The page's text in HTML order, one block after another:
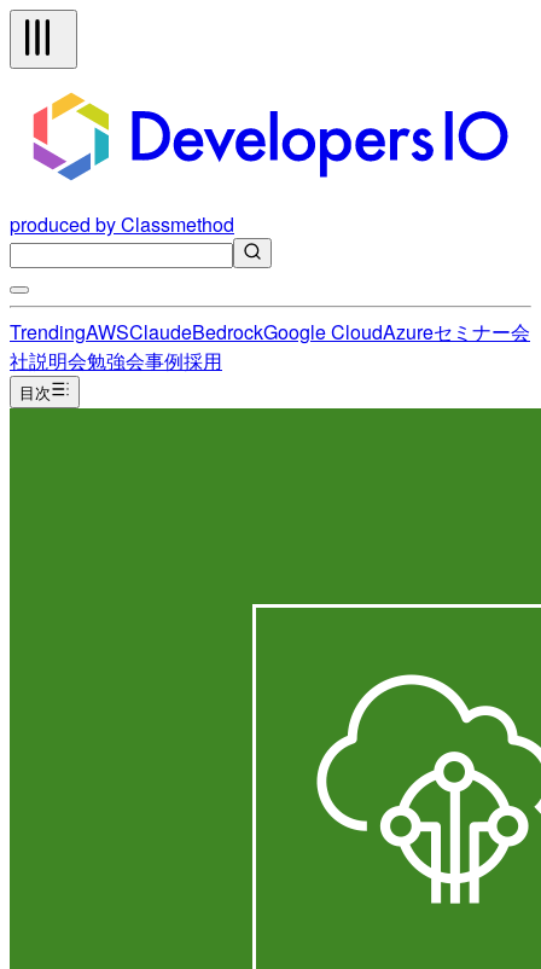
produced by Classmethod
TrendingAWSClaudeBedrockGoogle CloudAzureセミナー会
社説明会勉強会事例採用
目次